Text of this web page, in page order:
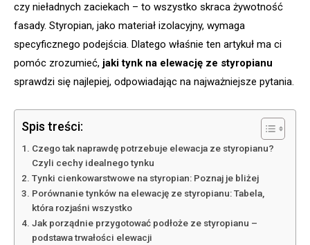
czy nieładnych zaciekach – to wszystko skraca żywotność
fasady. Styropian, jako materiał izolacyjny, wymaga
specyficznego podejścia. Dlatego właśnie ten artykuł ma ci
pomóc zrozumieć, jaki tynk na elewację ze styropianu
sprawdzi się najlepiej, odpowiadając na najważniejsze pytania.
Spis treści:
Czego tak naprawdę potrzebuje elewacja ze styropianu?
Czyli cechy idealnego tynku
Tynki cienkowarstwowe na styropian: Poznaj je bliżej
Porównanie tynków na elewację ze styropianu: Tabela,
która rozjaśni wszystko
Jak porządnie przygotować podłoże ze styropianu –
podstawa trwałości elewacji